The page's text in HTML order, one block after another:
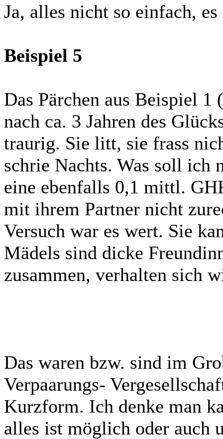
Ja, alles nicht so einfach,
Beispiel 5
Das Pärchen aus Beispiel
nach ca. 3 Jahren des
traurig. Sie litt, sie frass
schrie Nachts. Was soll ich
eine ebenfalls 0,1 mittl.
mit ihrem Partner nicht
Versuch war es wert. Sie
Mädels sind dicke
zusammen, verhalten sich
Das waren bzw. sind im
Verpaarungs-
Kurzform. Ich denke man
alles ist möglich oder auch